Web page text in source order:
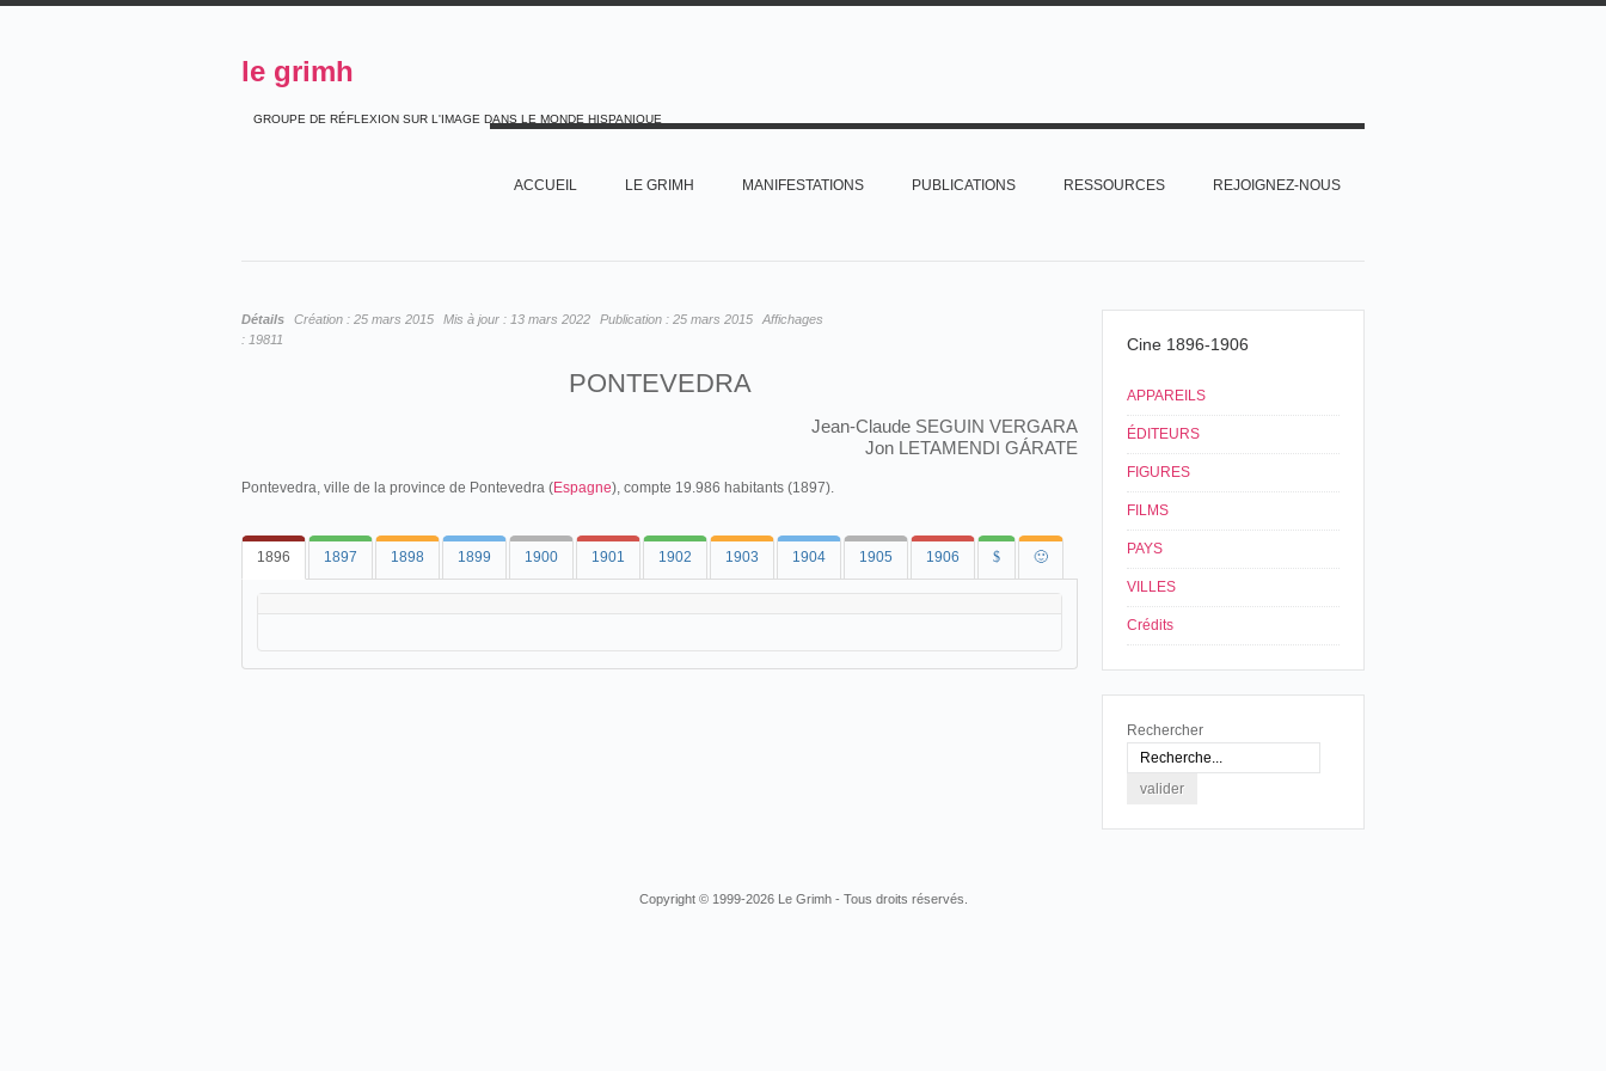
le grimh
GROUPE DE RÉFLEXION SUR L'IMAGE DANS LE MONDE HISPANIQUE
ACCUEIL LE GRIMH MANIFESTATIONS PUBLICATIONS RESSOURCES REJOIGNEZ-NOUS
Détails Création : 25 mars 2015 Mis à jour : 13 mars 2022 Publication : 25 mars 2015
Affichages
: 19811
PONTEVEDRA
Jean-Claude SEGUIN VERGARA
Jon LETAMENDI GÁRATE
Pontevedra, ville de la province de Pontevedra (Espagne), compte 19.986 habitants (1897).
1896 1897 1898 1899 1900 1901 1902 1903 1904 1905 1906 $ 🙂
Cine 1896-1906
APPAREILS
ÉDITEURS
FIGURES
FILMS
PAYS
VILLES
Crédits
Rechercher
Copyright © 1999-2026 Le Grimh - Tous droits réservés.